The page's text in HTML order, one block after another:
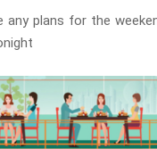
any plans for the